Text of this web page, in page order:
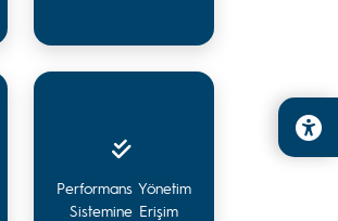
Performans Yönetim
Sistemine Erişim